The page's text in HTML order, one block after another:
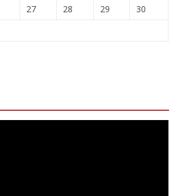
27 28 29
30